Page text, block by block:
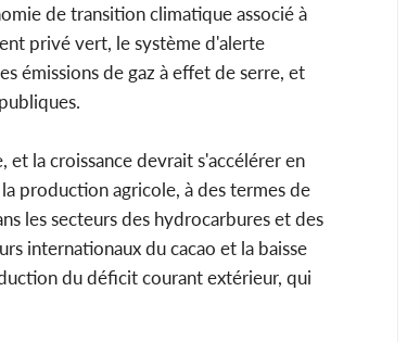
de transition climatique associé à
privé vert, le système d'alerte
émissions de gaz à effet de serre, et
la croissance devrait s'accélérer en
production agricole, à des termes de
les secteurs des hydrocarbures et des
internationaux du cacao et la baisse
du déficit courant extérieur, qui